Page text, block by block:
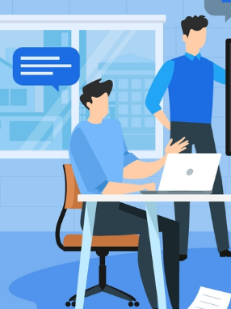
统一管理业务信息和企业
度
测试管理
快速交付高质量产品
DevOps
可持续地交付端到端的价
团队资
服务台和工单管理
轻松响应与解决客户反馈